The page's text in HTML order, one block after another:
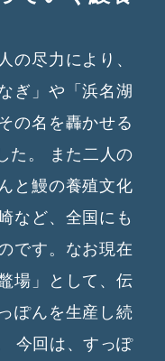
の尽力により、
ぎ」や「浜名湖
の名を轟かせる
。
また二人の
と鰻の養殖文化
など、全国にも
です。なお現在
場」として、伝
ぽんを生産し続
今回は、すっぽ